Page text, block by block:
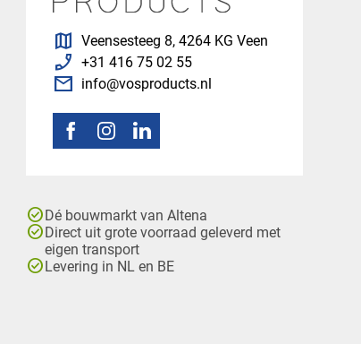
map Veensesteeg 8, 4264 KG Veen
phone_enabled +31 416 75 02 55
mail info@vosproducts.nl
check_circleDé bouwmarkt van Altena
check_circleDirect uit grote voorraad geleverd met
eigen transport
check_circleLevering in NL en BE